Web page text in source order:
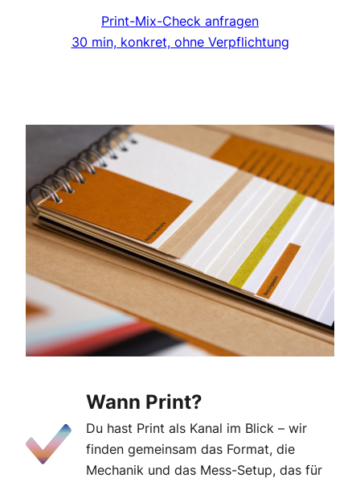
Print-Mix-Check anfragen
30 min, konkret, ohne Verpflichtung
Wann Print?
Du hast Print als Kanal im Blick – wir
finden gemeinsam das Format, die
Mechanik und das Mess-Setup, das für